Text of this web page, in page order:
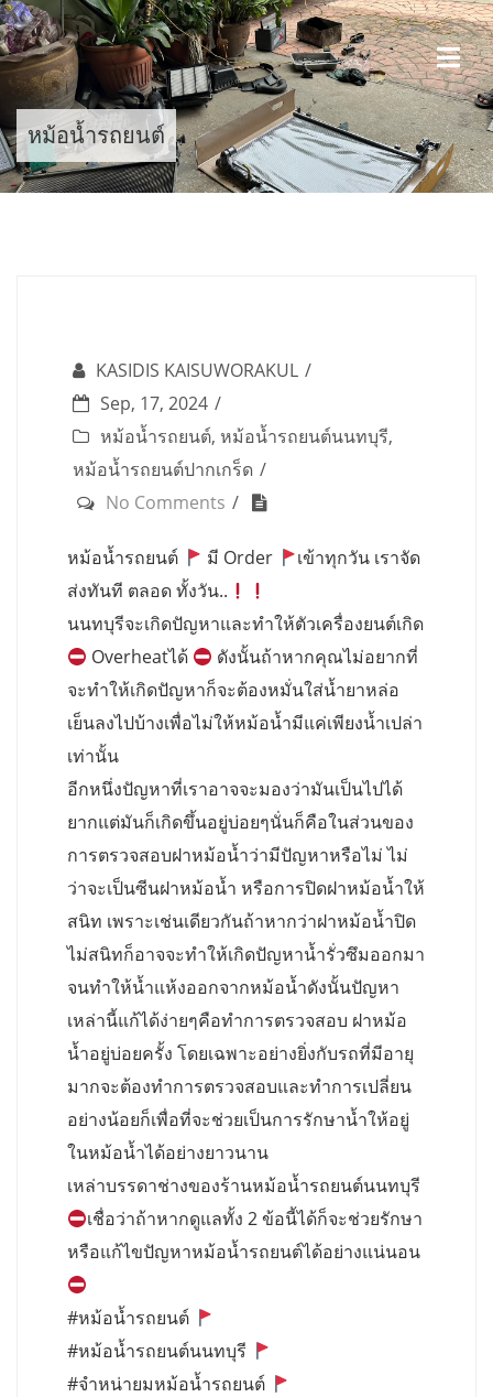
Skip
to
content
หม้อน้ำรถยนต์
KASIDIS KAISUWORAKUL
Sep, 17, 2024
หม้อน้ำรถยนต์, หม้อน้ำรถยนต์นนทบุรี,
หม้อน้ำรถยนต์ปากเกร็ด
No Comments
หม้อน้ำรถยนต์ มี Order
เข้าทุกวัน เราจัด
ส่งทันที ตลอด ทั้งวัน..
นนทบุรีจะเกิดปัญหาและทำให้ตัวเครื่องยนต์เกิด
Overheatได้
ดังนั้นถ้าหากคุณไม่อยากที่
จะทำให้เกิดปัญหาก็จะต้องหมั่นใส่น้ำยาหล่อ
เย็นลงไปบ้างเพื่อไม่ให้หม้อน้ำมีแค่เพียงน้ำเปล่า
เท่านั้น
อีกหนึ่งปัญหาที่เราอาจจะมองว่ามันเป็นไปได้
ยากแต่มันก็เกิดขึ้นอยู่บ่อยๆนั่นก็คือในส่วนของ
การตรวจสอบฝาหม้อน้ำว่ามีปัญหาหรือไม่ ไม่
ว่าจะเป็นซีนฝาหม้อน้ำ หรือการปิดฝาหม้อน้ำให้
สนิท เพราะเช่นเดียวกันถ้าหากว่าฝาหม้อน้ำปิด
ไม่สนิทก็อาจจะทำให้เกิดปัญหาน้ำรั่วซึมออกมา
จนทำให้น้ำแห้งออกจากหม้อน้ำดังนั้นปัญหา
เหล่านี้แก้ได้ง่ายๆคือทำการตรวจสอบ ฝาหม้อ
น้ำอยู่บ่อยครั้ง โดยเฉพาะอย่างยิ่งกับรถที่มีอายุ
มากจะต้องทำการตรวจสอบและทำการเปลี่ยน
อย่างน้อยก็เพื่อที่จะช่วยเป็นการรักษาน้ำให้อยู่
ในหม้อน้ำได้อย่างยาวนาน
เหล่าบรรดาช่างของร้านหม้อน้ำรถยนต์นนทบุรี
เชื่อว่าถ้าหากดูแลทั้ง 2 ข้อนี้ได้ก็จะช่วยรักษา
หรือแก้ไขปัญหาหม้อน้ำรถยนต์ได้อย่างแน่นอน
#หม้อน้ำรถยนต์
#หม้อน้ำรถยนต์นนทบุรี
#จำหน่ายมหม้อน้ำรถยนต์